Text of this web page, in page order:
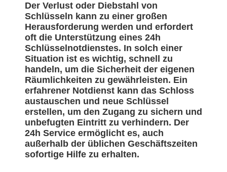
Der Verlust oder Diebstahl von
Schlüsseln kann zu einer großen
Herausforderung werden und erfordert
oft die Unterstützung eines 24h
Schlüsselnotdienstes. In solch einer
Situation ist es wichtig, schnell zu
handeln, um die Sicherheit der eigenen
Räumlichkeiten zu gewährleisten. Ein
erfahrener Notdienst kann das Schloss
austauschen und neue Schlüssel
erstellen, um den Zugang zu sichern und
unbefugten Eintritt zu verhindern. Der
24h Service ermöglicht es, auch
außerhalb der üblichen Geschäftszeiten
sofortige Hilfe zu erhalten.